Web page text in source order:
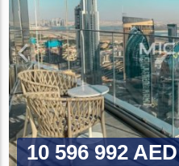
10 596 992 AED